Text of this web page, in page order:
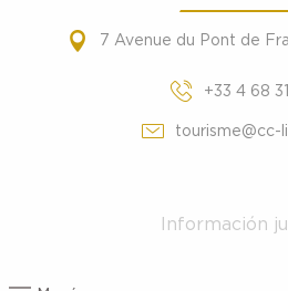
7 Avenue du Pont de
+33 4 68
tourisme@cc-
Información